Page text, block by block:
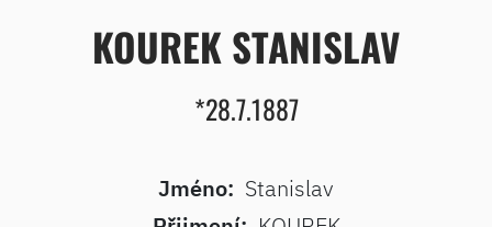
KOUREK STANISLAV
*28.7.1887
Jméno: Stanislav